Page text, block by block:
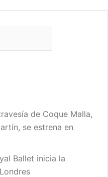
de Coque Malla,
se estrena en
Ballet inicia la